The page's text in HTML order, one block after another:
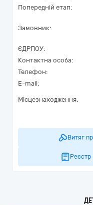
Попередній етап:
Замовник:
ЄДРПОУ:
Контактна особа:
Телефон:
E-mail:
Місцезнаходження:
Витяг
Реєстр